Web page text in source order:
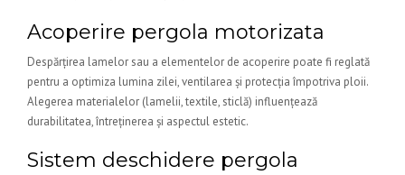
Acoperire pergola motorizata
Despărțirea lamelor sau a elementelor de acoperire poate fi reglată
pentru a optimiza lumina zilei, ventilarea și protecția împotriva ploii.
Alegerea materialelor (lamelii, textile, sticlă) influențează
durabilitatea, întreținerea și aspectul estetic.
Sistem deschidere pergola